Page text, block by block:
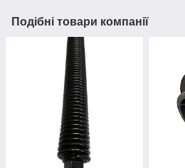
Подібні товари компанії